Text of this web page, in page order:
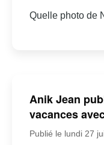
Quelle photo de
Anik Jean
vacances
Publié le lundi 27